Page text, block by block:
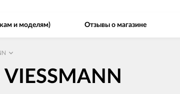
и моделям) Отзывы о магазине